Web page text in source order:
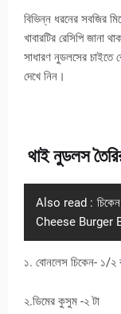
বিভিন্ন ধরনের সবজির
খাবারটির রেসিপি জানা
সাধারণ নুডলসের চাইতে
দেখে নিন।
থাই নুডলস
Also read :
Cheese Burger
১. বোনলেস চিকেন- ১/২
২.ডিমের কুসুম -২ টা